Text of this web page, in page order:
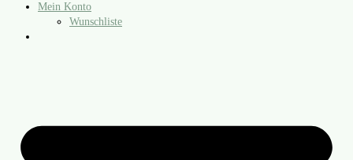
Mein Konto
Wunschliste